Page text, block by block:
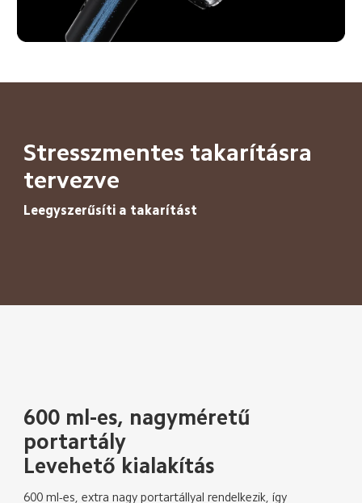
Stresszmentes takarításra
tervezve
Leegyszerűsíti a takarítást
600 ml-es, nagyméretű
portartály
Levehető kialakítás
600 ml-es, extra nagy portartállyal rendelkezik, így